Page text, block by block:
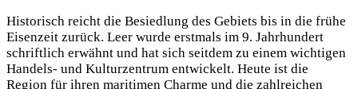
Historisch reicht die Besiedlung des Gebiets bis in die frühe
Eisenzeit zurück. Leer wurde erstmals im 9. Jahrhundert
schriftlich erwähnt und hat sich seitdem zu einem wichtigen
Handels- und Kulturzentrum entwickelt. Heute ist die
Region für ihren maritimen Charme und die zahlreichen